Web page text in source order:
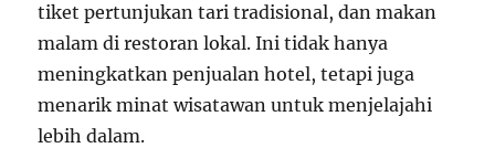
tiket pertunjukan tari tradisional, dan makan
malam di restoran lokal. Ini tidak hanya
meningkatkan penjualan hotel, tetapi juga
menarik minat wisatawan untuk menjelajahi
lebih dalam.